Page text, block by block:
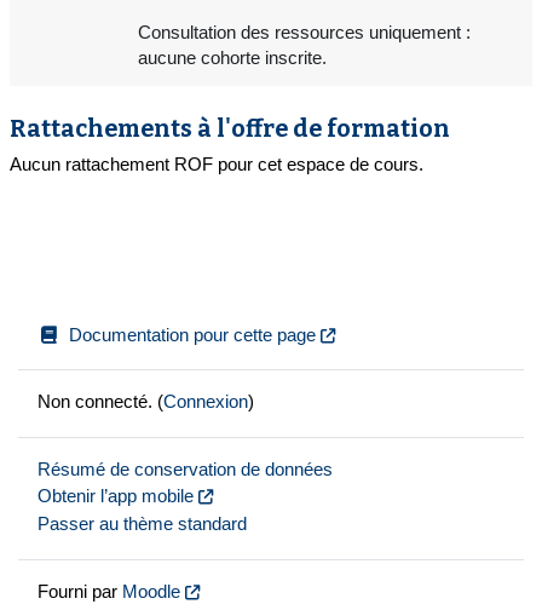
Consultation des ressources uniquement :
aucune cohorte inscrite.
Rattachements à l'offre de formation
Aucun rattachement ROF pour cet espace de cours.
Documentation pour cette page
Non connecté. (Connexion)
Résumé de conservation de données
Obtenir l’app mobile
Passer au thème standard
Fourni par Moodle